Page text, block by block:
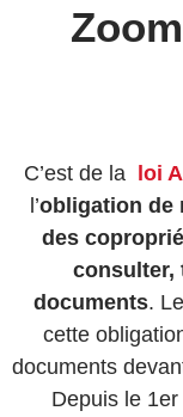
C’est de la loi
l’obligation de
des
consulter,
documents.
cette
documents
Depuis le 1er